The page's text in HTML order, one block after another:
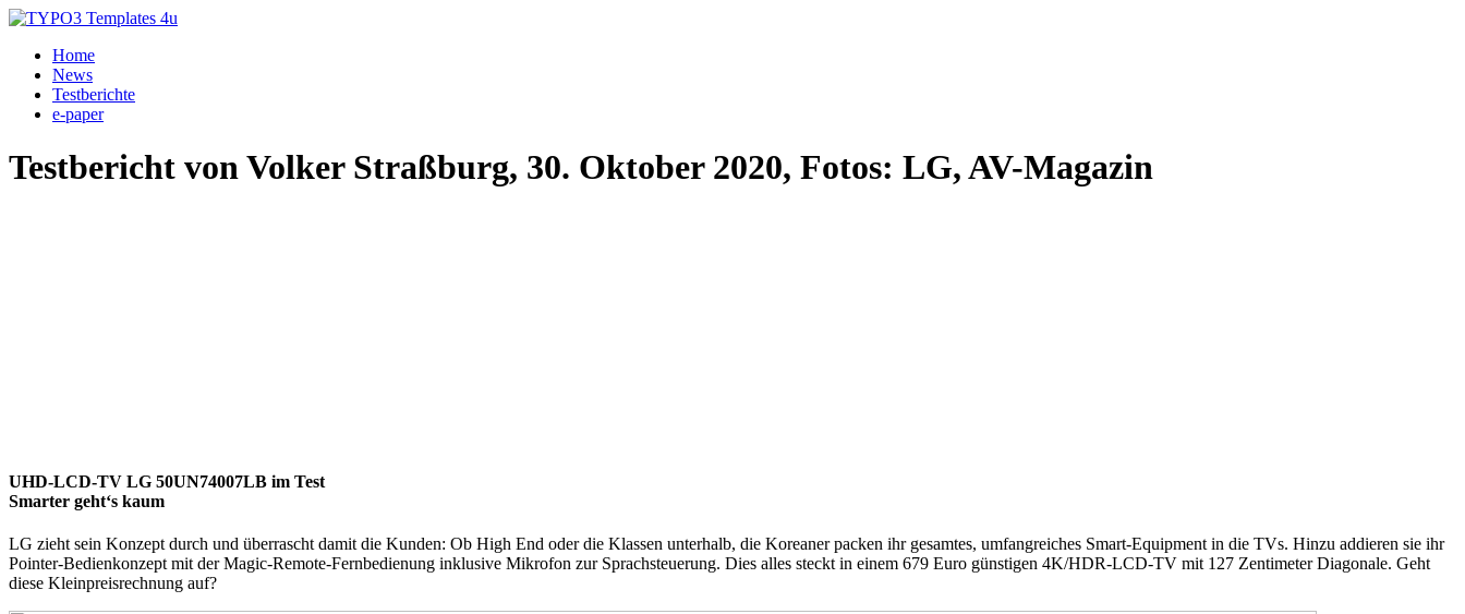
Home
News
Testberichte
e-paper
Testbericht von Volker Straßburg, 30. Oktober 2020, Fotos: LG, AV-Magazin
UHD-LCD-TV LG 50UN74007LB im Test
Smarter geht‘s kaum
LG zieht sein Konzept durch und überrascht damit die Kunden: Ob High End oder die Klassen unterhalb, die Koreaner packen ihr gesamtes, umfangreiches Smart-Equipment in die TVs. Hinzu addieren sie ihr
Pointer-Bedienkonzept mit der Magic-Remote-Fernbedienung inklusive Mikrofon zur Sprachsteuerung. Dies alles steckt in einem 679 Euro günstigen 4K/HDR-LCD-TV mit 127 Zentimeter Diagonale. Geht
diese Kleinpreisrechnung auf?